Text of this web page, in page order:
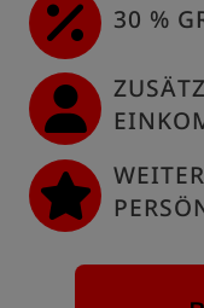
30 %